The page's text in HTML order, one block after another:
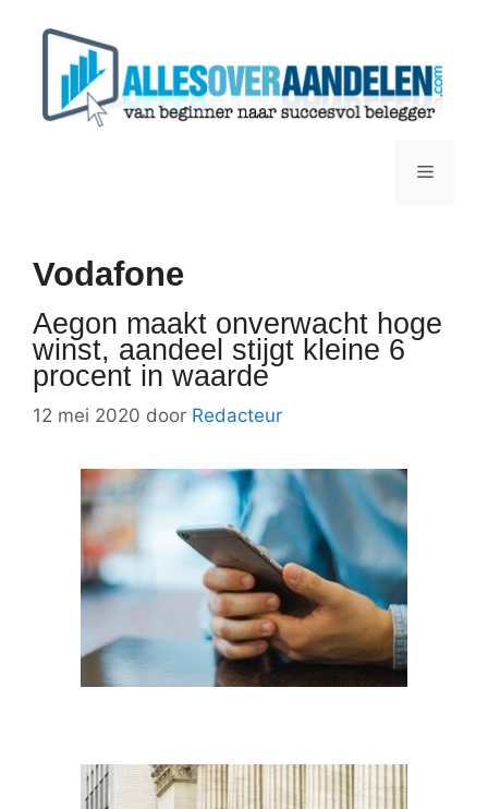
Menu
Vodafone
Aegon maakt onverwacht hoge
winst, aandeel stijgt kleine 6
procent in waarde
12 mei 2020 door Redacteur